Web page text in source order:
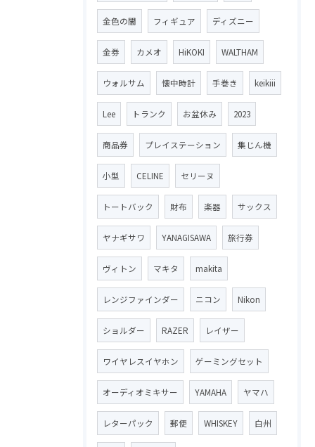
金色の闇 フィギュア ディズニー
金券 カメオ HiKOKI WALTHAM
ウォルサム 懐中時計 手巻き keikiii
Lee トランク お盆休み 2023
商品券 プレイステーション 集じん機
小型 CELINE セリーヌ
トートバック 財布 楽器 サックス
ヤナギサワ YANAGISAWA 旅行券
ヴィトン マキタ makita
レンジファインダー ニコン Nikon
ショルダー RAZER レイザー
ワイヤレスイヤホン ゲーミングセット
オーディオミキサー YAMAHA ヤマハ
レターパック 郵便 WHISKEY 白州